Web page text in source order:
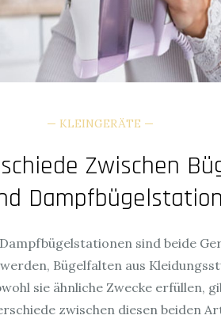
KLEINGERÄTE
Zwischen
Dampfbügelstation
sind beide
Bügelfalten aus
sie ähnliche Zwecke erfüllen,
zwischen diesen beiden